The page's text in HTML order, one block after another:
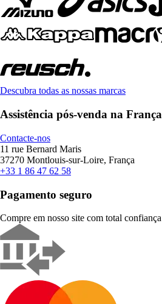
Descubra todas as nossas marcas
Assistência pós-venda na França
Contacte-nos
11 rue Bernard Maris
37270 Montlouis-sur-Loire, França
+33 1 86 47 62 58
Pagamento seguro
Compre em nosso site com total confiança